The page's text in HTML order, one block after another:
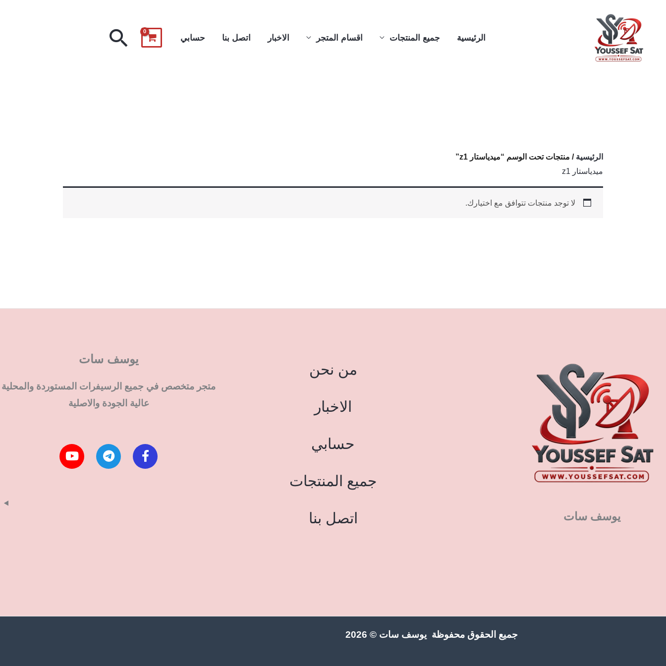
الرئيسية جميع المنتجات اقسام المتجر الاخبار اتصل بنا حسابي البحث
الرئيسية / منتجات تحت الوسم “ميدياستار z1”
ميدياستار z1
لا توجد منتجات تتوافق مع اختيارك.
يوسف سات
من نحن
الاخبار
حسابي
جميع المنتجات
اتصل بنا
يوسف سات
متجر متخصص في جميع الرسيفرات المستوردة والمحلية
عالية الجودة والاصلية
جميع الحقوق محفوظة يوسف سات © 2026